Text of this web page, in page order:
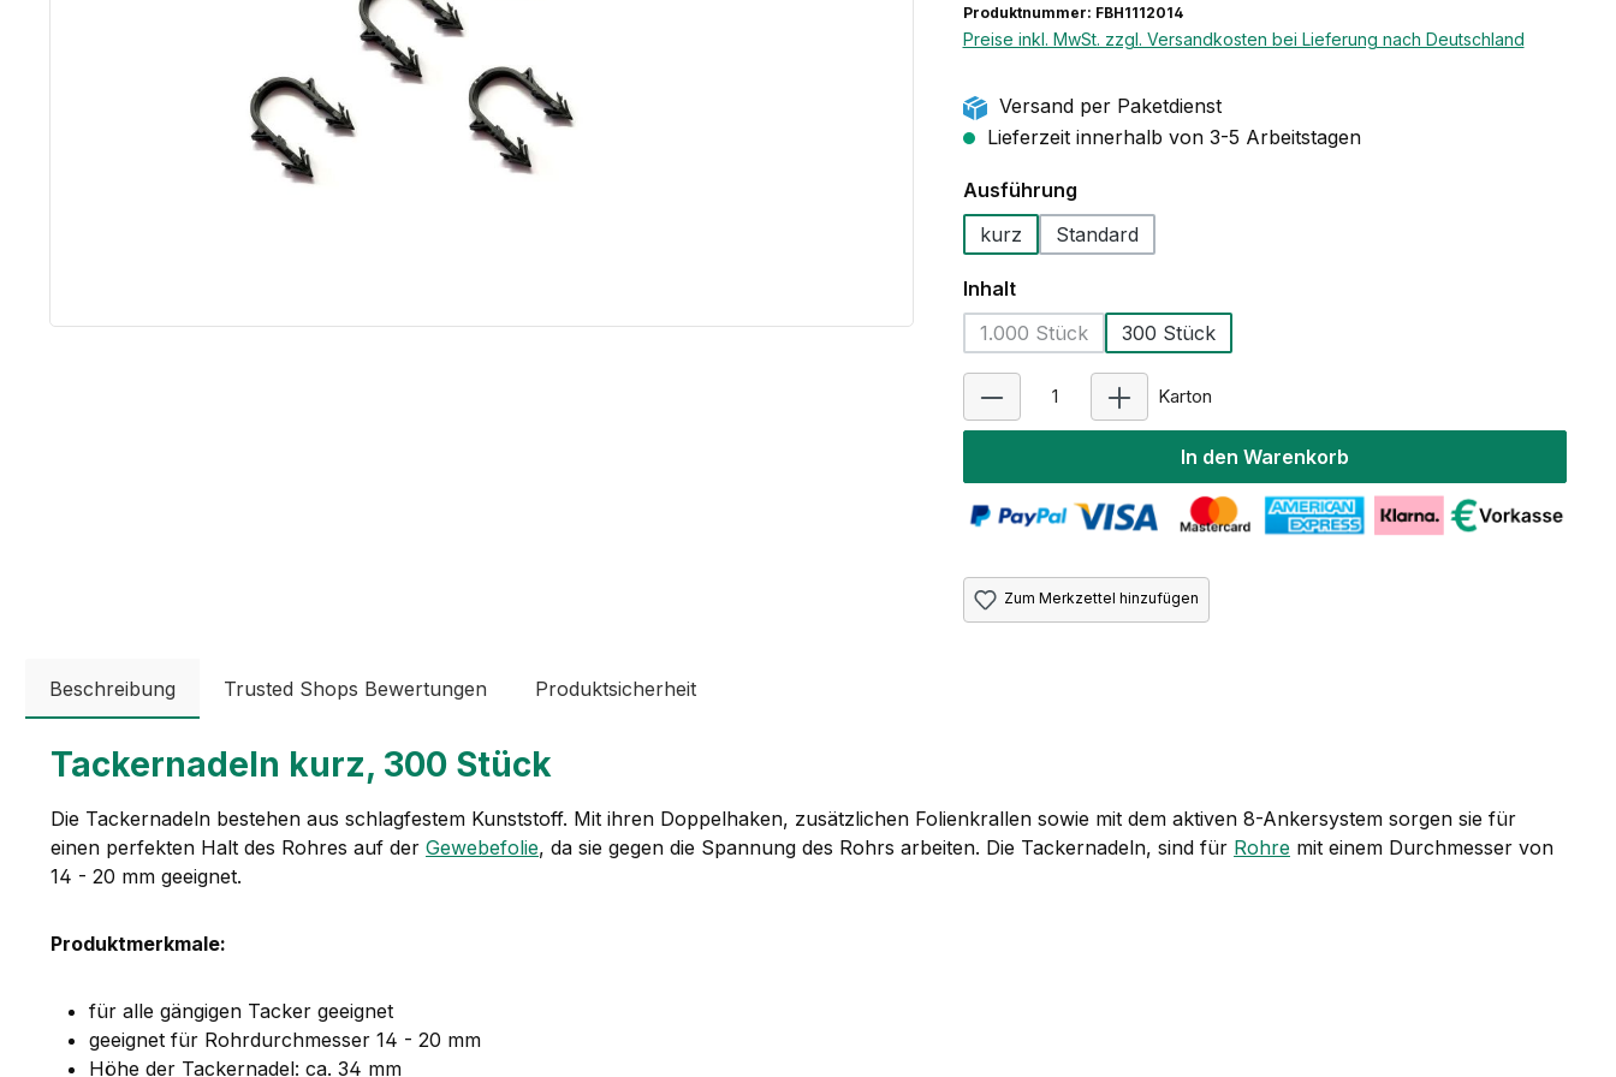
Produktnummer: FBH1112014
Preise inkl. MwSt. zzgl. Versandkosten bei Lieferung nach Deutschland
Versand per Paketdienst
Lieferzeit innerhalb von 3-5 Arbeitstagen
Ausführungauswählen
kurz
Standard
Inhaltauswählen
1.000 Stück
(Diese Option ist zurzeit nicht verfügbar.)
300 Stück
Karton
In den Warenkorb
Zum Merkzettel hinzufügen
Beschreibung Trusted Shops Bewertungen Produktsicherheit
Tackernadeln kurz, 300 Stück
Die Tackernadeln bestehen aus schlagfestem Kunststoff. Mit ihren Doppelhaken, zusätzlichen Folienkrallen sowie mit dem aktiven 8-Ankersystem sorgen sie für
einen perfekten Halt des Rohres auf der Gewebefolie, da sie gegen die Spannung des Rohrs arbeiten. Die Tackernadeln, sind für Rohre mit einem Durchmesser von
14 - 20 mm geeignet.
Produktmerkmale:
für alle gängigen Tacker geeignet
geeignet für Rohrdurchmesser 14 - 20 mm
Höhe der Tackernadel: ca. 34 mm